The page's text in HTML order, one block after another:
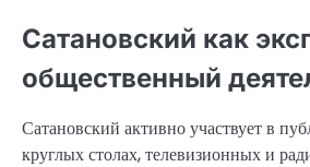
Сатановский как
общественный
Сатановский активно участвует в
круглых столах, телевизионных и